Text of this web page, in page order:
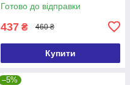
Готово до відправки
437 ₴ 460 ₴
Купити
–5%